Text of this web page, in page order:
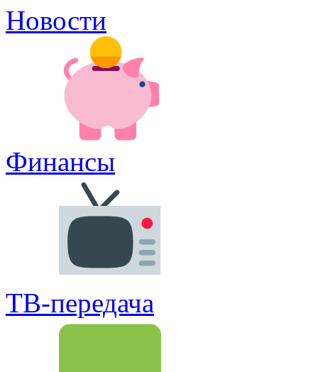
Новости
Финансы
ТВ-передача